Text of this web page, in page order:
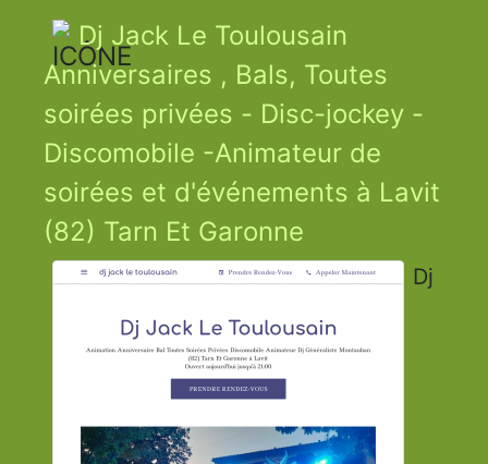
Dj Jack Le Toulousain
Anniversaires , Bals, Toutes
soirées privées - Disc-jockey -
Discomobile -Animateur de
soirées et d'événements à Lavit
(82) Tarn Et Garonne
Dj